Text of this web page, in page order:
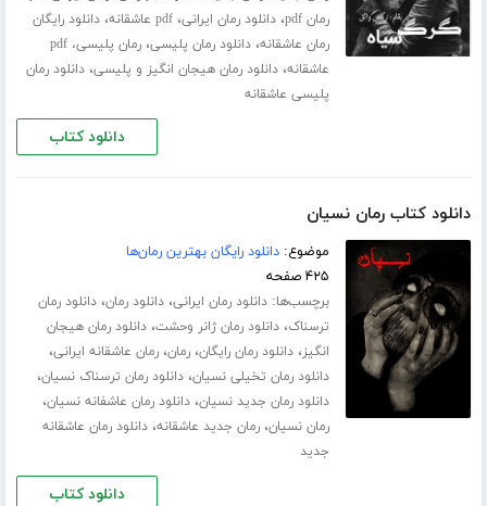
رمان pdf ،دانلود رمان ایرانی،pdf عاشقانه ،دانلود رایگان
رمان عاشقانه،دانلود رمان پلیسی،
رمان پلیسی، pdf
عاشقانه،دانلود رمان هیجان انگیز و پلیسی،دانلود رمان
پلیسی عاشقانه
دانلود کتاب
دانلود کتاب رمان نسیان
موضوع:دانلود رایگان بهترین رمان‌ها
۴۲۵ صفحه
برچسب‌ها:دانلود رمان ایرانی،دانلود رمان،دانلود رمان
ترسناک،دانلود رمان ژانر وحشت،دانلود رمان هیجان
انگیز،دانلود رمان رایگان،رمان،رمان عاشقانه ایرانی،
دانلود رمان تخیلی نسیان،دانلود رمان ترسناک نسیان،
دانلود رمان جدید نسیان،دانلود رمان عاشفانه نسیان،
رمان نسیان،رمان جدید عاشقانه،دانلود رمان عاشقانه
جدید
دانلود کتاب